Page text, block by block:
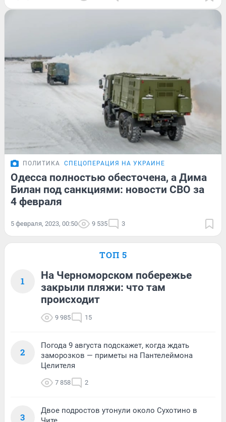
ПОЛИТИКА СПЕЦОПЕРАЦИЯ НА УКРАИНЕ
Одесса полностью обесточена, а Дима
Билан под санкциями: новости СВО за
4 февраля
5 февраля, 2023, 00:50 9 535 3
ТОП 5
1
На Черноморском побережье
закрыли пляжи: что там
происходит
9 985 15
2
Погода 9 августа подскажет, когда ждать
заморозков — приметы на Пантелеймона
Целителя
7 858 2
3
Двое подростов утонули около Сухотино в